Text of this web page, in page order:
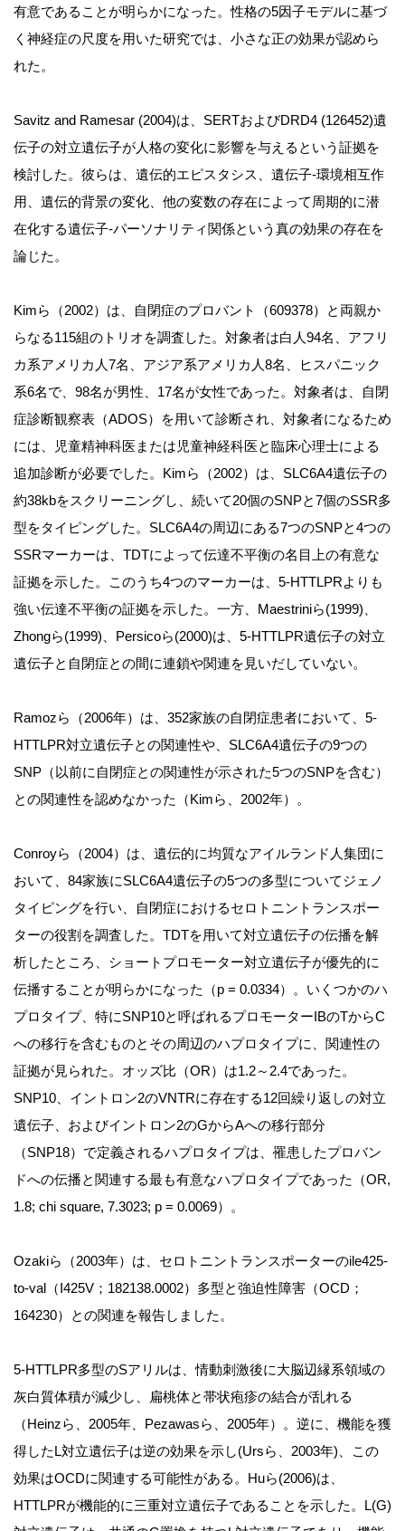
有意であることが明らかになった。性格の5因子モデルに基づ
く神経症の尺度を用いた研究では、小さな正の効果が認めら
れた。
Savitz and Ramesar (2004)は、SERTおよびDRD4 (126452)遺
伝子の対立遺伝子が人格の変化に影響を与えるという証拠を
検討した。彼らは、遺伝的エピスタシス、遺伝子-環境相互作
用、遺伝的背景の変化、他の変数の存在によって周期的に潜
在化する遺伝子-パーソナリティ関係という真の効果の存在を
論じた。
Kimら（2002）は、自閉症のプロバント（609378）と両親か
らなる115組のトリオを調査した。対象者は白人94名、アフリ
カ系アメリカ人7名、アジア系アメリカ人8名、ヒスパニック
系6名で、98名が男性、17名が女性であった。対象者は、自閉
症診断観察表（ADOS）を用いて診断され、対象者になるため
には、児童精神科医または児童神経科医と臨床心理士による
追加診断が必要でした。Kimら（2002）は、SLC6A4遺伝子の
約38kbをスクリーニングし、続いて20個のSNPと7個のSSR多
型をタイピングした。SLC6A4の周辺にある7つのSNPと4つの
SSRマーカーは、TDTによって伝達不平衡の名目上の有意な
証拠を示した。このうち4つのマーカーは、5-HTTLPRよりも
強い伝達不平衡の証拠を示した。一方、Maestriniら(1999)、
Zhongら(1999)、Persicoら(2000)は、5-HTTLPR遺伝子の対立
遺伝子と自閉症との間に連鎖や関連を見いだしていない。
Ramozら（2006年）は、352家族の自閉症患者において、5-
HTTLPR対立遺伝子との関連性や、SLC6A4遺伝子の9つの
SNP（以前に自閉症との関連性が示された5つのSNPを含む）
との関連性を認めなかった（Kimら、2002年）。
Conroyら（2004）は、遺伝的に均質なアイルランド人集団に
おいて、84家族にSLC6A4遺伝子の5つの多型についてジェノ
タイピングを行い、自閉症におけるセロトニントランスポー
ターの役割を調査した。TDTを用いて対立遺伝子の伝播を解
析したところ、ショートプロモーター対立遺伝子が優先的に
伝播することが明らかになった（p = 0.0334）。いくつかのハ
プロタイプ、特にSNP10と呼ばれるプロモーターIBのTからC
への移行を含むものとその周辺のハプロタイプに、関連性の
証拠が見られた。オッズ比（OR）は1.2～2.4であった。
SNP10、イントロン2のVNTRに存在する12回繰り返しの対立
遺伝子、およびイントロン2のGからAへの移行部分
（SNP18）で定義されるハプロタイプは、罹患したプロバン
ドへの伝播と関連する最も有意なハプロタイプであった（OR,
1.8; chi square, 7.3023; p = 0.0069）。
Ozakiら（2003年）は、セロトニントランスポーターのile425-
to-val（I425V；182138.0002）多型と強迫性障害（OCD；
164230）との関連を報告しました。
5-HTTLPR多型のSアリルは、情動刺激後に大脳辺縁系領域の
灰白質体積が減少し、扁桃体と帯状疱疹の結合が乱れる
（Heinzら、2005年、Pezawasら、2005年）。逆に、機能を獲
得したL対立遺伝子は逆の効果を示し(Ursら、2003年)、この
効果はOCDに関連する可能性がある。Huら(2006)は、
HTTLPRが機能的に三重対立遺伝子であることを示した。L(G)